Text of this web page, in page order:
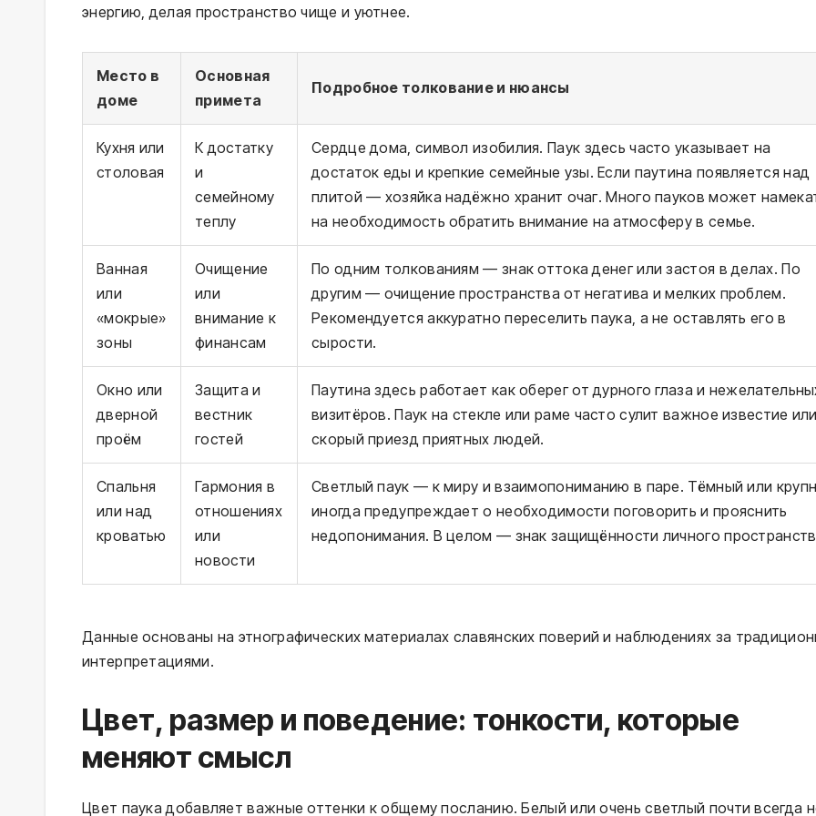
энергию, делая пространство чище и уютнее.
Место в
доме
Основная
примета
Подробное толкование и нюансы
Кухня или
столовая
К достатку
и
семейному
теплу
Сердце дома, символ изобилия. Паук здесь часто указывает на
достаток еды и крепкие семейные узы. Если паутина появляется над
плитой — хозяйка надёжно хранит очаг. Много пауков может
на необходимость обратить внимание на атмосферу в семье.
Ванная
или
«мокрые»
зоны
Очищение
или
внимание к
финансам
По одним толкованиям — знак оттока денег или застоя в делах. По
другим — очищение пространства от негатива и мелких проблем.
Рекомендуется аккуратно переселить паука, а не оставлять его в
сырости.
Окно или
дверной
проём
Защита и
вестник
гостей
Паутина здесь работает как оберег от дурного глаза и
визитёров. Паук на стекле или раме часто сулит важное известие
скорый приезд приятных людей.
Спальня
или над
кроватью
Гармония в
отношениях
или
новости
Светлый паук — к миру и взаимопониманию в паре. Тёмный или
иногда предупреждает о необходимости поговорить и прояснить
недопонимания. В целом — знак защищённости личного
Данные основаны на этнографических материалах славянских поверий и наблюдениях за
интерпретациями.
Цвет, размер и поведение: тонкости, которые
меняют смысл
Цвет паука добавляет важные оттенки к общему посланию. Белый или очень светлый почти всегда